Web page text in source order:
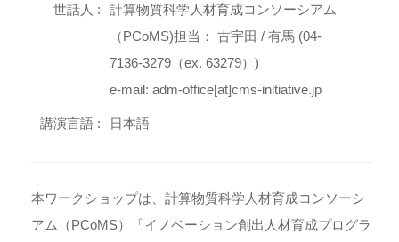
世話人 :
計算物質科学人材育成コンソーシアム
（PCoMS)担当： 古宇田 / 有馬 (04-
7136-3279（ex. 63279）)
e-mail: adm-office[at]cms-initiative.jp
講演言語 : 日本語
本ワークショップは、計算物質科学人材育成コンソーシ
アム（PCoMS）「イノベーション創出人材育成プログラ